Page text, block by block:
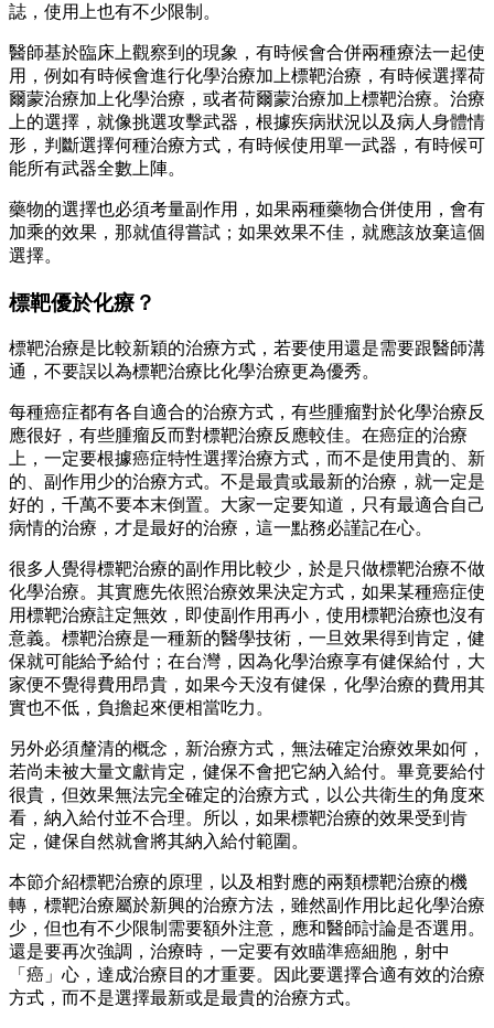
誌，使用上也有不少限制。
醫師基於臨床上觀察到的現象，有時候會合併兩種療法一起使
用，例如有時候會進行化學治療加上標靶治療，有時候選擇荷
爾蒙治療加上化學治療，或者荷爾蒙治療加上標靶治療。治療
上的選擇，就像挑選攻擊武器，根據疾病狀況以及病人身體情
形，判斷選擇何種治療方式，有時候使用單一武器，有時候可
能所有武器全數上陣。
藥物的選擇也必須考量副作用，如果兩種藥物合併使用，會有
加乘的效果，那就值得嘗試；如果效果不佳，就應該放棄這個
選擇。
標靶優於化療？
標靶治療是比較新穎的治療方式，若要使用還是需要跟醫師溝
通，不要誤以為標靶治療比化學治療更為優秀。
每種癌症都有各自適合的治療方式，有些腫瘤對於化學治療反
應很好，有些腫瘤反而對標靶治療反應較佳。在癌症的治療
上，一定要根據癌症特性選擇治療方式，而不是使用貴的、新
的、副作用少的治療方式。不是最貴或最新的治療，就一定是
好的，千萬不要本末倒置。大家一定要知道，只有最適合自己
病情的治療，才是最好的治療，這一點務必謹記在心。
很多人覺得標靶治療的副作用比較少，於是只做標靶治療不做
化學治療。其實應先依照治療效果決定方式，如果某種癌症使
用標靶治療註定無效，即使副作用再小，使用標靶治療也沒有
意義。標靶治療是一種新的醫學技術，一旦效果得到肯定，健
保就可能給予給付；在台灣，因為化學治療享有健保給付，大
家便不覺得費用昂貴，如果今天沒有健保，化學治療的費用其
實也不低，負擔起來便相當吃力。
另外必須釐清的概念，新治療方式，無法確定治療效果如何，
若尚未被大量文獻肯定，健保不會把它納入給付。畢竟要給付
很貴，但效果無法完全確定的治療方式，以公共衛生的角度來
看，納入給付並不合理。所以，如果標靶治療的效果受到肯
定，健保自然就會將其納入給付範圍。
本節介紹標靶治療的原理，以及相對應的兩類標靶治療的機
轉，標靶治療屬於新興的治療方法，雖然副作用比起化學治療
少，但也有不少限制需要額外注意，應和醫師討論是否選用。
還是要再次強調，治療時，一定要有效瞄準癌細胞，射中
「癌」心，達成治療目的才重要。因此要選擇合適有效的治療
方式，而不是選擇最新或是最貴的治療方式。